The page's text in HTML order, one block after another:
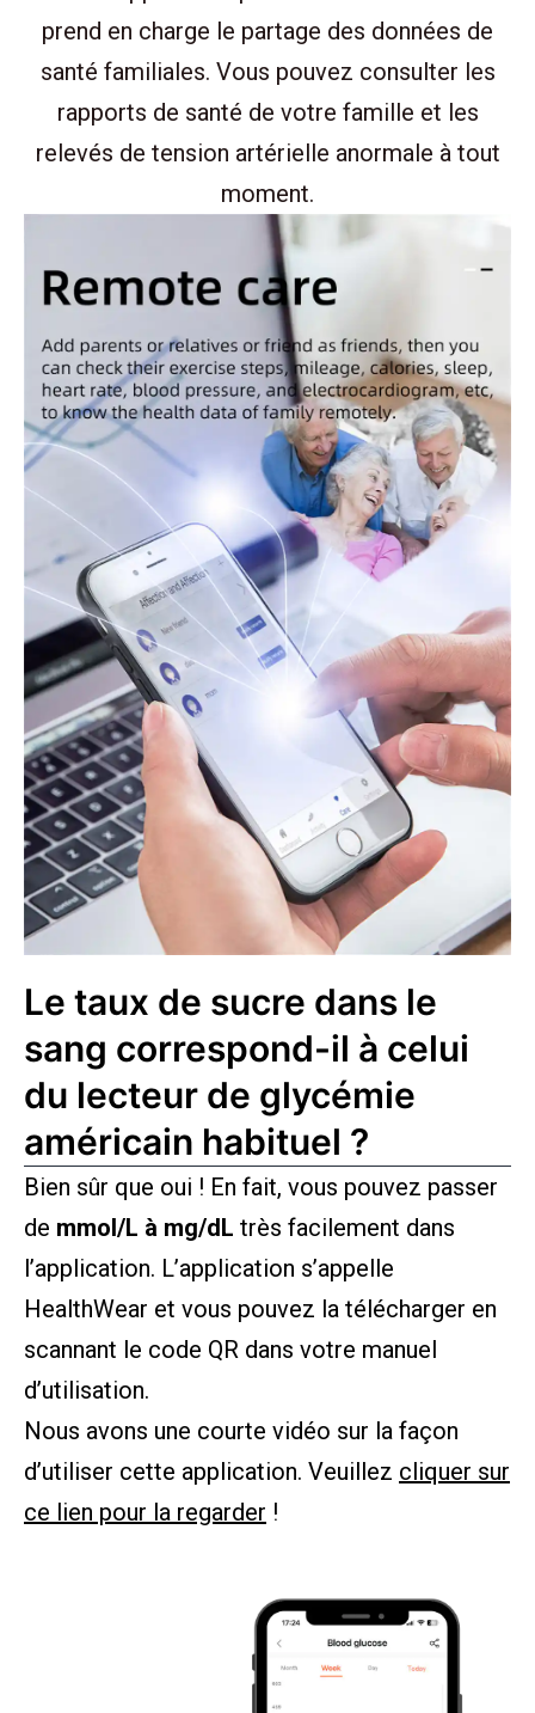
prend en charge le partage des données de
santé familiales. Vous pouvez consulter les
rapports de santé de votre famille et les
relevés de tension artérielle anormale à tout
moment.
Le taux de sucre dans le
sang correspond-il à celui
du lecteur de glycémie
américain habituel ?
Bien sûr que oui ! En fait, vous pouvez passer
de mmol/L à mg/dL très facilement dans
l’application. L’application s’appelle
HealthWear et vous pouvez la télécharger en
scannant le code QR dans votre manuel
d’utilisation.
Nous avons une courte vidéo sur la façon
d’utiliser cette application. Veuillez cliquer sur
ce lien pour la regarder !